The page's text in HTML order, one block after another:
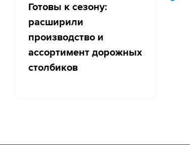
Готовы к сезону:
расширили
производство и
ассортимент дорожных
столбиков